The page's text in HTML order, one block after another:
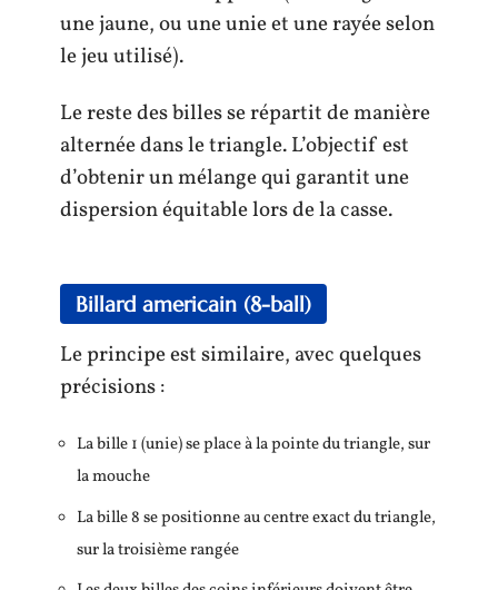
une jaune, ou une unie et une rayée selon
le jeu utilisé).
Le reste des billes se répartit de manière
alternée dans le triangle. L’objectif est
d’obtenir un mélange qui garantit une
dispersion équitable lors de la casse.
Billard americain (8-ball)
Le principe est similaire, avec quelques
précisions :
La bille 1 (unie) se place à la pointe du triangle, sur
la mouche
La bille 8 se positionne au centre exact du triangle,
sur la troisième rangée